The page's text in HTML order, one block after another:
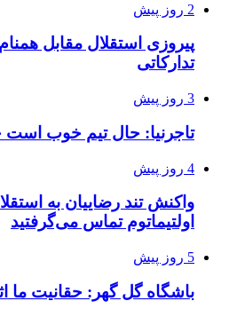
2 روز پیش
پیروزی استقلال مقابل
تدارکاتی
3 روز پیش
تاجرنیا: حال تیم خوب است
4 روز پیش
واکنش تند رضاییان به
اولتیماتوم تماس می‌گرفتید
5 روز پیش
باشگاه گل گهر: حقانیت ما